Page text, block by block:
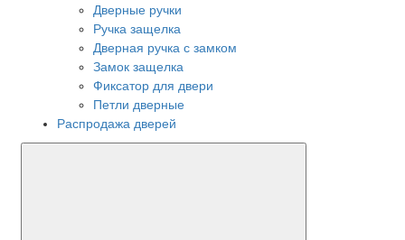
Дверные ручки
Ручка защелка
Дверная ручка с замком
Замок защелка
Фиксатор для двери
Петли дверные
Распродажа дверей